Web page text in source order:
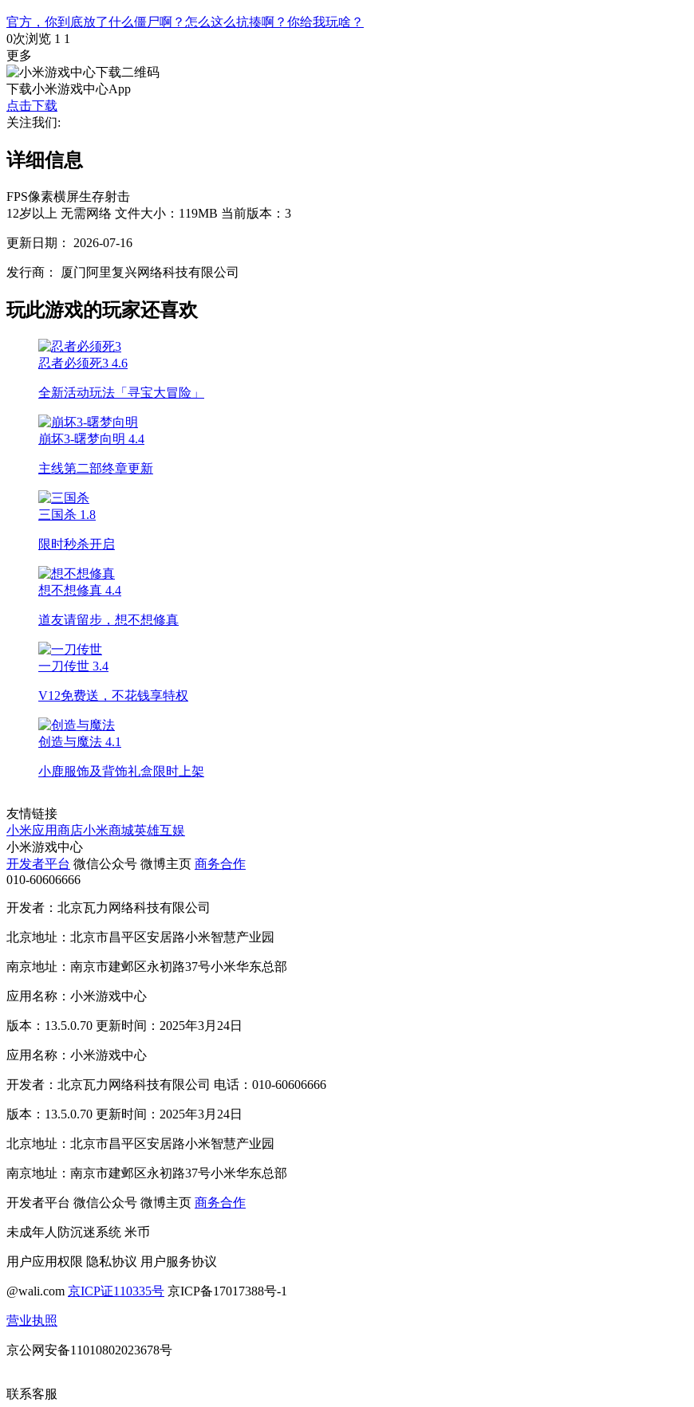
官方，你到底放了什么僵尸啊？怎么这么抗揍啊？你给我玩啥？
0次浏览 1 1
更多
下载小米游戏中心App
点击下载
关注我们:
详细信息
FPS像素横屏生存射击
12岁以上 无需网络 文件大小：119MB 当前版本：3
更新日期： 2026-07-16
发行商： 厦门阿里复兴网络科技有限公司
玩此游戏的玩家还喜欢
忍者必须死3 4.6
全新活动玩法「寻宝大冒险」
崩坏3-曙梦向明 4.4
主线第二部终章更新
三国杀 1.8
限时秒杀开启
想不想修真 4.4
道友请留步，想不想修真
一刀传世 3.4
V12免费送，不花钱享特权
创造与魔法 4.1
小鹿服饰及背饰礼盒限时上架
友情链接
小米应用商店小米商城英雄互娱
小米游戏中心
开发者平台 微信公众号 微博主页 商务合作
010-60606666
开发者：北京瓦力网络科技有限公司
北京地址：北京市昌平区安居路小米智慧产业园
南京地址：南京市建邺区永初路37号小米华东总部
应用名称：小米游戏中心
版本：13.5.0.70 更新时间：2025年3月24日
应用名称：小米游戏中心
开发者：北京瓦力网络科技有限公司 电话：010-60606666
版本：13.5.0.70 更新时间：2025年3月24日
北京地址：北京市昌平区安居路小米智慧产业园
南京地址：南京市建邺区永初路37号小米华东总部
开发者平台 微信公众号 微博主页 商务合作
未成年人防沉迷系统 米币
用户应用权限 隐私协议 用户服务协议
@wali.com 京ICP证110335号 京ICP备17017388号-1
营业执照
京公网安备11010802023678号
联系客服